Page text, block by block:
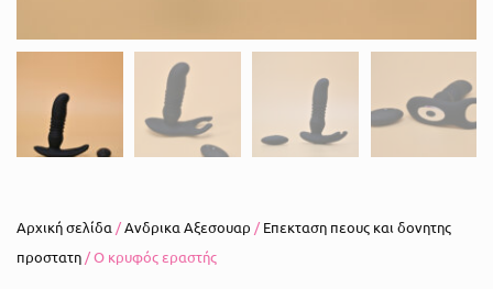
Αρχική σελίδα /Ανδρικα Αξεσουαρ / Επεκταση πεους και δονητης
προστατη / Ο κρυφός εραστής